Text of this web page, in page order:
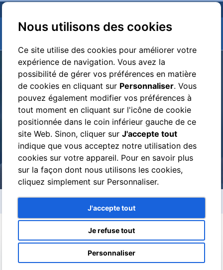
Nous utilisons des cookies
Ce site utilise des cookies pour améliorer votre
expérience de navigation. Vous avez la
possibilité de gérer vos préférences en matière
de cookies en cliquant sur Personnaliser. Vous
pouvez également modifier vos préférences à
tout moment en cliquant sur l'icône de cookie
positionnée dans le coin inférieur gauche de ce
site Web. Sinon, cliquer surJ'accepte tout
indique que vous acceptez notre utilisation des
cookies sur votre appareil. Pour en savoir plus
sur la façon dont nous utilisons les cookies,
cliquez simplement sur Personnaliser.
J'accepte tout
Je refuse tout
Personnaliser
EXPERIENCES